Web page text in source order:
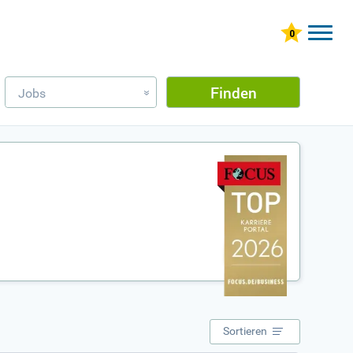
Jobs » Finden
Sortieren